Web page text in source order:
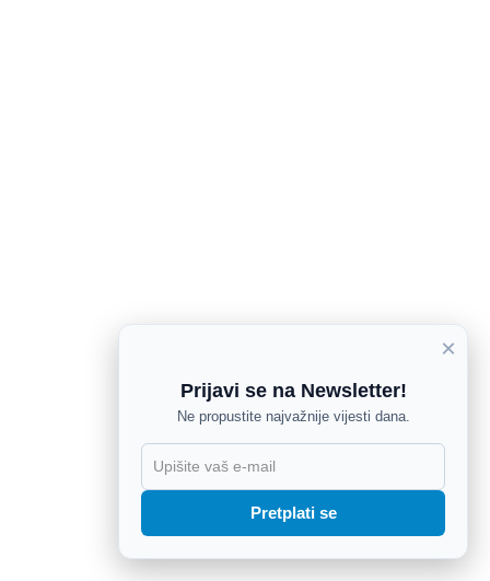
×
Prijavi se na Newsletter!
Ne propustite najvažnije vijesti dana.
Pretplati se